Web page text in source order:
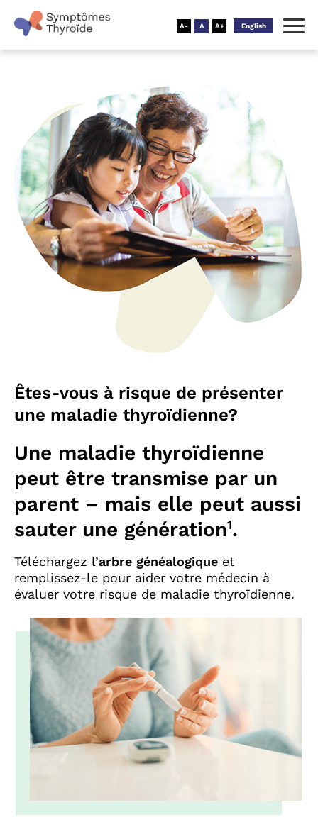
English
Êtes-vous à risque de présenter
une maladie thyroïdienne?
Une maladie thyroïdienne
peut être transmise par un
parent – mais elle peut aussi
sauter une génération1.
Téléchargez l’arbre généalogique et
remplissez-le pour aider votre médecin à
évaluer votre risque de maladie thyroïdienne.